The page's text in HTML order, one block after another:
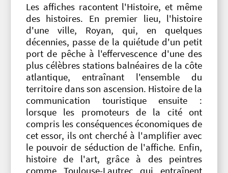
Les affiches racontent l'Histoire, et même
des histoires. En premier lieu, l'histoire
d'une ville, Royan, qui, en quelques
décennies, passe de la quiétude d'un petit
port de pêche à l'effervescence d'une des
plus célèbres stations balnéaires de la côte
atlantique, entraînant l'ensemble du
territoire dans son ascension. Histoire de la
communication touristique ensuite :
lorsque les promoteurs de la cité ont
compris les conséquences économiques de
cet essor, ils ont cherché à l'amplifier avec
le pouvoir de séduction de l'affiche. Enfin,
histoire de l'art, grâce à des peintres
comme Toulouse-Lautrec qui entraînent